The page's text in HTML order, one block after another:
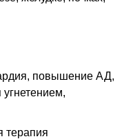
повышение АД,
терапия